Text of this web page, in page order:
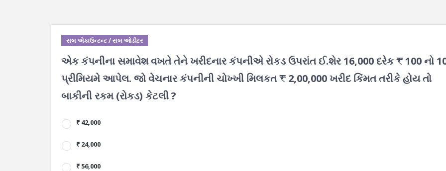
સબ એકાઉન્ટન્ટ / સબ ઓડીટર
એક કંપનીના સમાવેશ વખતે તેને ખરીદનાર કંપનીએ રોકડ ઉપરાંત ઈ.શેર 16,000 દરેક ₹ 100 નો
પ્રીમિયમે આપેલ. જો વેચનાર કંપનીની ચોખ્ખી મિલકત ₹ 2,00,000 ખરીદ કિંમત તરીકે હોય તો
બાકીની રકમ (રોકડ) કેટલી ?
₹ 42,000
₹ 24,000
₹ 56,000